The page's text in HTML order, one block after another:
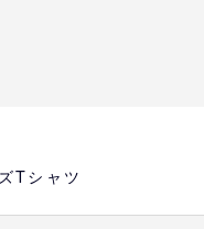
Tシャツ